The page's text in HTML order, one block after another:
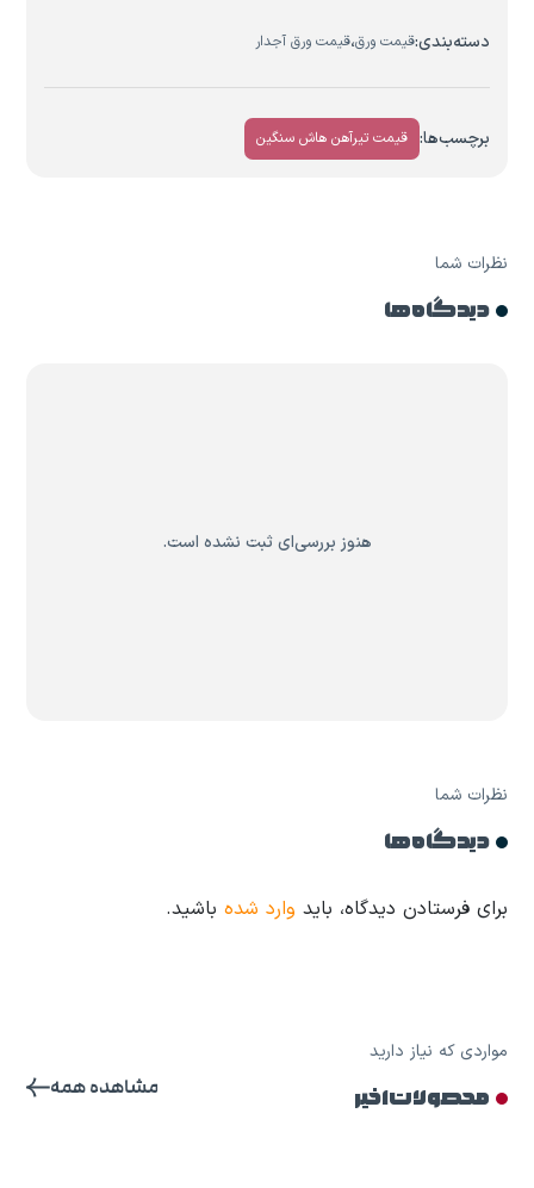
دسته‌بندی:قیمت ورق،قیمت ورق آجدار
برچسب‌ها: قیمت تیرآهن هاش سنگین
نظرات شما
دیدگاه ها
هنوز بررسی‌ای ثبت نشده است.
نظرات شما
دیدگاه ها
برای فرستادن دیدگاه، باید وارد شده باشید.
مواردی که نیاز دارید
محصولات اخیر مشاهده همه